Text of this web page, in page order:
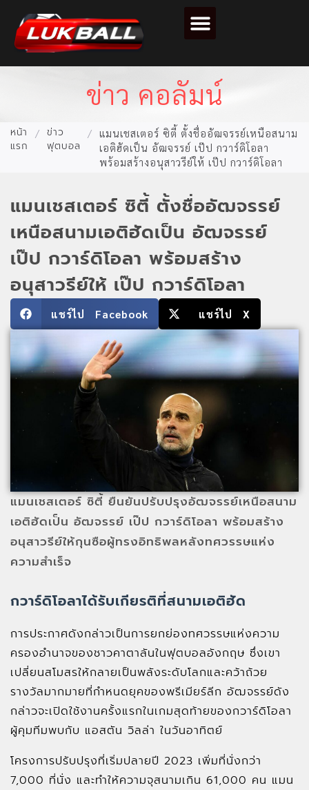
ข่าว คอลัมน์
หน้า
แรก
/ ข่าว
ฟุตบอล
/
แมนเชสเตอร์ ซิตี้ ตั้งชื่ออัฒจรรย์เหนือสนาม
เอติฮัดเป็น อัฒจรรย์ เป๊ป กวาร์ดิโอลา
พร้อมสร้างอนุสาวรีย์ให้ เป๊ป กวาร์ดิโอลา
แมนเชสเตอร์ ซิตี้ ตั้งชื่ออัฒจรรย์
เหนือสนามเอติฮัดเป็น อัฒจรรย์
เป๊ป กวาร์ดิโอลา พร้อมสร้าง
อนุสาวรีย์ให้ เป๊ป กวาร์ดิโอลา
แชร์ไป Facebook แชร์ไป X
แมนเชสเตอร์ ซิตี้ ยืนยันปรับปรุงอัฒจรรย์เหนือสนาม
เอติฮัดเป็น อัฒจรรย์ เป๊ป กวาร์ดิโอลา พร้อมสร้าง
อนุสาวรีย์ให้กุนซือผู้ทรงอิทธิพลหลังทศวรรษแห่ง
ความสำเร็จ
กวาร์ดิโอลาได้รับเกียรติที่สนามเอติฮัด
การประกาศดังกล่าวเป็นการยกย่องทศวรรษแห่งความ
ครองอำนาจของชาวคาตาลันในฟุตบอลอังกฤษ ซึ่งเขา
เปลี่ยนสโมสรให้กลายเป็นพลังระดับโลกและคว้าถ้วย
รางวัลมากมายที่กำหนดยุคของพรีเมียร์ลีก อัฒจรรย์ดัง
กล่าวจะเปิดใช้งานครั้งแรกในเกมสุดท้ายของกวาร์ดิโอลา
ผู้คุมทีมพบกับ แอสตัน วิลล่า ในวันอาทิตย์
โครงการปรับปรุงที่เริ่มปลายปี 2023 เพิ่มที่นั่งกว่า
7,000 ที่นั่ง และทำให้ความจุสนามเกิน 61,000 คน แมน